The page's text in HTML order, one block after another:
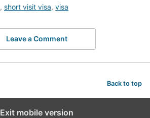
, short visit visa, visa
Leave a Comment
Back to top
Exit mobile version